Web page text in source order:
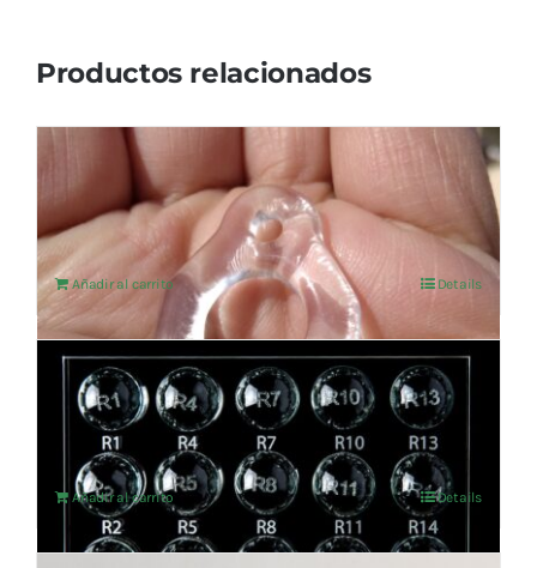
Productos relacionados
T-143 Immunity
202,48 IVA no incluído
Añadir al carrito Details
Set de Reflexología
1.177,69€ IVA no incluído
Añadir al carrito Details